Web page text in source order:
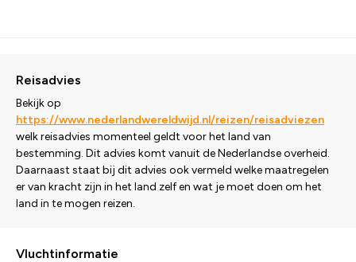
Reisadvies
Bekijk op
https://www.nederlandwereldwijd.nl/reizen/reisadviezen
welk reisadvies momenteel geldt voor het land van
bestemming. Dit advies komt vanuit de Nederlandse overheid.
Daarnaast staat bij dit advies ook vermeld welke maatregelen
er van kracht zijn in het land zelf en wat je moet doen om het
land in te mogen reizen.
Vluchtinformatie